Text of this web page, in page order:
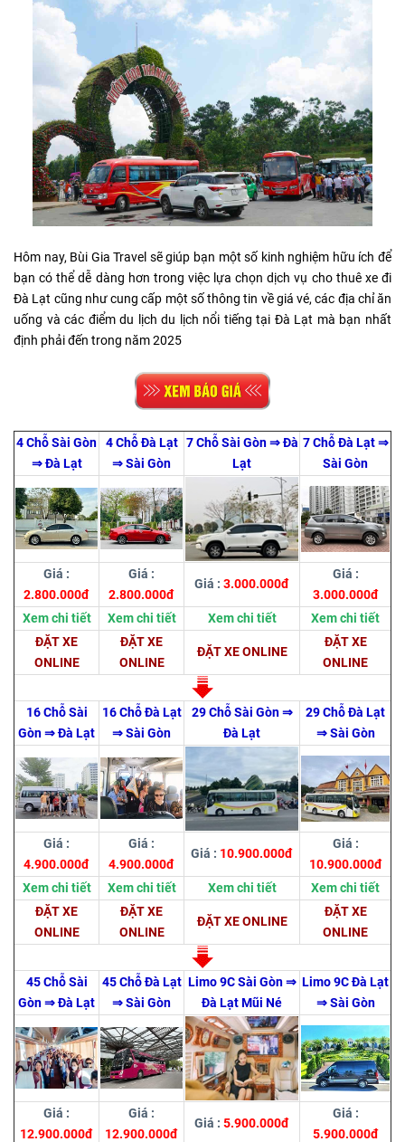
Hôm nay, Bùi Gia Travel sẽ giúp bạn một số kinh nghiệm hữu ích để
bạn có thể dễ dàng hơn trong việc lựa chọn dịch vụ cho thuê xe đi
Đà Lạt cũng như cung cấp một số thông tin về giá vé, các địa chỉ ăn
uống và các điểm du lịch du lịch nổi tiếng tại Đà Lạt mà bạn nhất
định phải đến trong năm 2025
4 Chỗ Sài Gòn
⇒ Đà Lạt
4 Chỗ Đà Lạt
⇒ Sài Gòn
7 Chỗ Sài Gòn ⇒ Đà
Lạt
7 Chỗ Đà Lạt ⇒
Sài Gòn
Giá :
2.800.000đ
Giá :
2.800.000đ
Giá : 3.000.000đ
Giá :
3.000.000đ
Xem chi tiết
Xem chi tiết Xem chi tiết
Xem chi tiết
ĐẶT XE
ONLINE
ĐẶT XE
ONLINE
ĐẶT XE ONLINE
ĐẶT XE
ONLINE
16 Chỗ Sài
Gòn ⇒ Đà Lạt
16 Chỗ Đà Lạt
⇒ Sài Gòn
29 Chỗ Sài Gòn ⇒
Đà Lạt
29 Chỗ Đà Lạt
⇒ Sài Gòn
Giá :
4.900.000đ
Giá :
4.900.000đ
Giá : 10.900.000đ
Giá :
10.900.000đ
Xem chi tiết
Xem chi tiết Xem chi tiết
Xem chi tiết
ĐẶT XE
ONLINE
ĐẶT XE
ONLINE
ĐẶT XE ONLINE
ĐẶT XE
ONLINE
45 Chỗ Sài
Gòn ⇒ Đà Lạt
45 Chỗ Đà Lạt
⇒ Sài Gòn
Limo 9C Sài Gòn ⇒
Đà Lạt Mũi Né
Limo 9C Đà Lạt
⇒ Sài Gòn
Giá :
12.900.000đ
Giá :
12.900.000đ
Giá : 5.900.000đ
Giá :
5.900.000đ